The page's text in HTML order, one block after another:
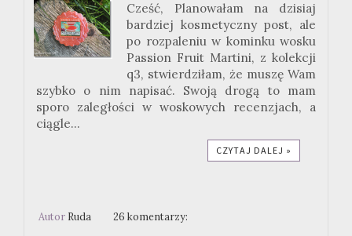
Cześć, Planowałam na dzisiaj
bardziej kosmetyczny post, ale
po rozpaleniu w kominku wosku
Passion Fruit Martini, z kolekcji
q3, stwierdziłam, że muszę Wam
szybko o nim napisać. Swoją drogą to mam
sporo zaległości w woskowych recenzjach, a
ciągle...
CZYTAJ DALEJ »
Autor Ruda 26 komentarzy: